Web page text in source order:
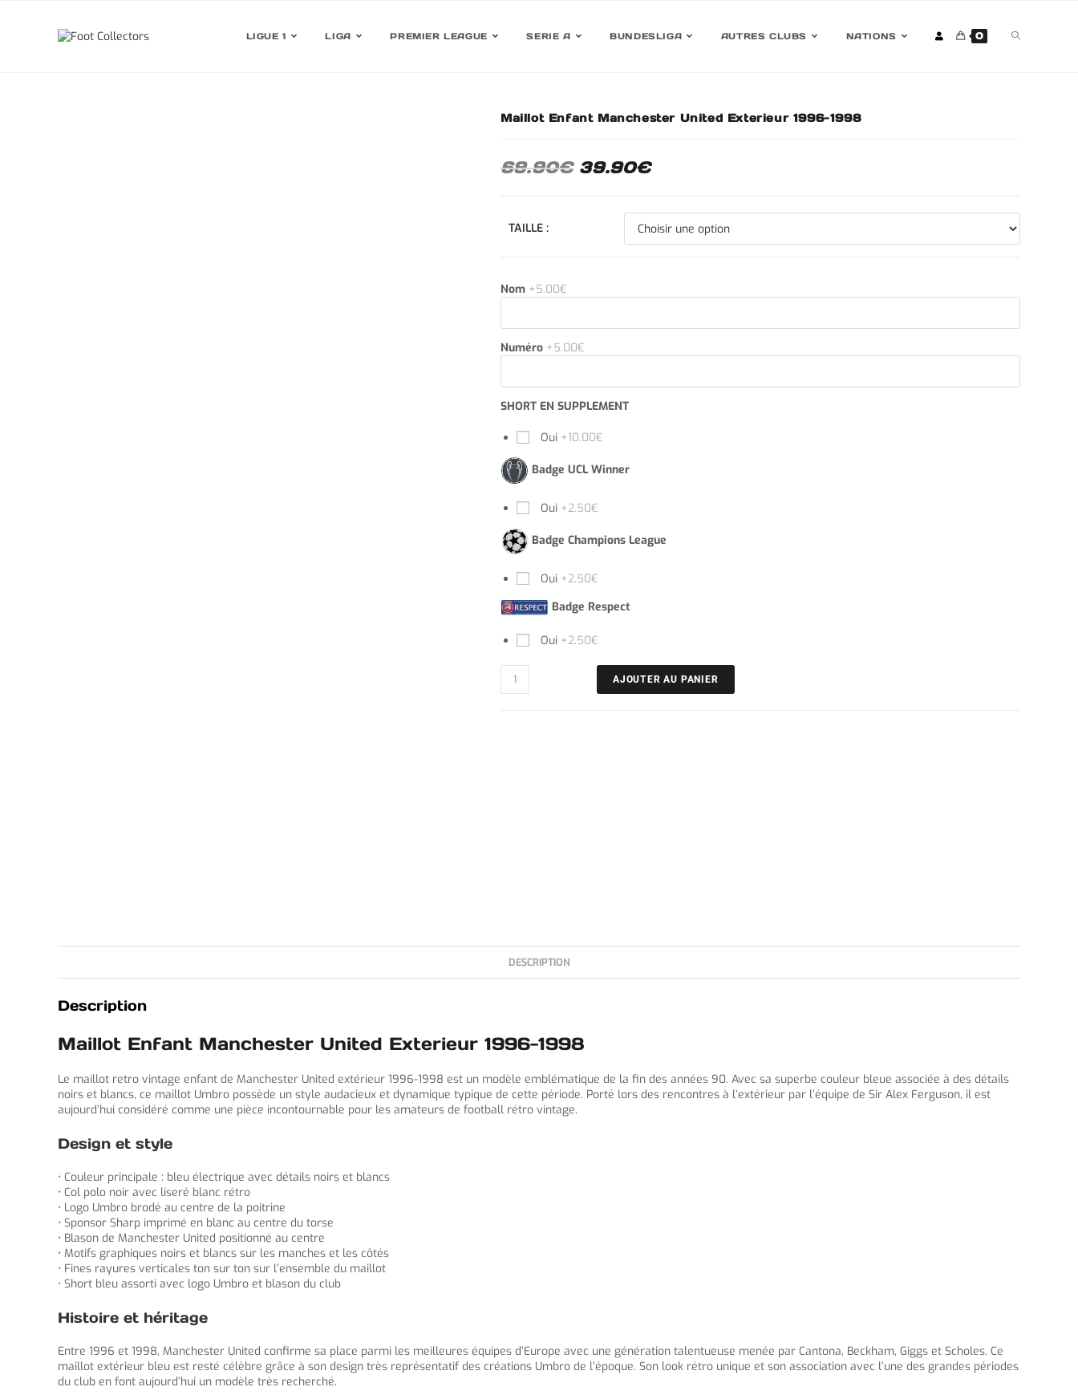
LIGUE 1 LIGA PREMIER LEAGUE SERIE A BUNDESLIGA AUTRES CLUBS NATIONS 0
Maillot Enfant Manchester United Exterieur 1996-1998
69.90€ 39.90€
TAILLE :
Nom +5.00€
Numéro +5.00€
SHORT EN SUPPLEMENT
Oui +10.00€
Badge UCL Winner
Oui +2.50€
Badge Champions League
Oui +2.50€
Badge Respect
Oui +2.50€
AJOUTER AU PANIER
DESCRIPTION
Description
Maillot Enfant Manchester United Exterieur 1996-1998
Le maillot retro vintage enfant de Manchester United extérieur 1996-1998 est un modèle emblématique de la fin des années 90. Avec sa superbe couleur bleue associée à des détails
noirs et blancs, ce maillot Umbro possède un style audacieux et dynamique typique de cette période. Porté lors des rencontres à l’extérieur par l’équipe de Sir Alex Ferguson, il est
aujourd’hui considéré comme une pièce incontournable pour les amateurs de football rétro vintage.
Design et style
• Couleur principale : bleu électrique avec détails noirs et blancs
• Col polo noir avec liseré blanc rétro
• Logo Umbro brodé au centre de la poitrine
• Sponsor Sharp imprimé en blanc au centre du torse
• Blason de Manchester United positionné au centre
• Motifs graphiques noirs et blancs sur les manches et les côtés
• Fines rayures verticales ton sur ton sur l’ensemble du maillot
• Short bleu assorti avec logo Umbro et blason du club
Histoire et héritage
Entre 1996 et 1998, Manchester United confirme sa place parmi les meilleures équipes d’Europe avec une génération talentueuse menée par Cantona, Beckham, Giggs et Scholes. Ce
maillot extérieur bleu est resté célèbre grâce à son design très représentatif des créations Umbro de l’époque. Son look rétro unique et son association avec l’une des grandes périodes
du club en font aujourd’hui un modèle très recherché.